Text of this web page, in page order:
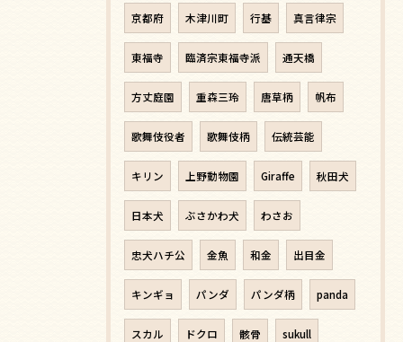
京都府 木津川町 行基 真言律宗
東福寺 臨済宗東福寺派 通天橋
方丈庭園 重森三玲 唐草柄 帆布
歌舞伎役者 歌舞伎柄 伝統芸能
キリン 上野動物園 Giraffe 秋田犬
日本犬 ぶさかわ犬 わさお
忠犬ハチ公 金魚 和金 出目金
キンギョ パンダ パンダ柄 panda
スカル ドクロ 骸骨 sukull